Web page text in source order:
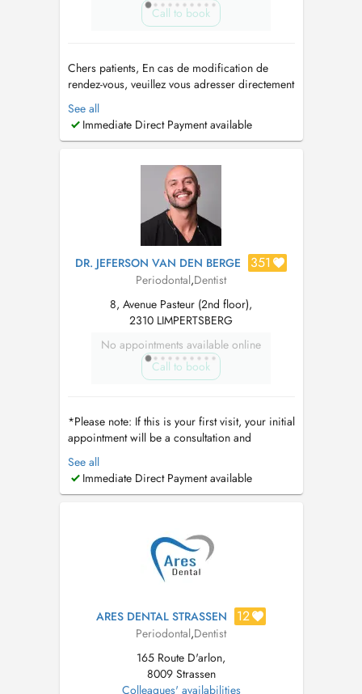
Call to book
Chers patients, En cas de modification de
rendez-vous, veuillez vous adresser directement
à notre secrétariat au +352 498050. Merci
pour votre compréhension. Diplôme de
Docteur en Médecine Dentaire de l'Université
Parodontologie Formation...
See all
Immediate Direct Payment available
DR. JEFERSON VAN DEN BERGE 351
Periodontal,Dentist
8, Avenue Pasteur (2nd floor),
2310 LIMPERTSBERG
No appointments available online
Call to book
*Please note: If this is your first visit, your initial
appointment will be a consultation and
comprehensive dental assessment. Dental
cleanings are not performed during the first
visit, as we first evaluate your oral health,
See all
Immediate Direct Payment available
ARES DENTAL STRASSEN 12
Periodontal,Dentist
165 Route D'arlon,
8009 Strassen
Colleagues' availabilities